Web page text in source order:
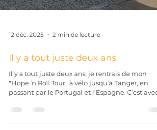
12 déc. 2025 2 min de lecture
Il y a tout juste deux ans
Il y a tout juste deux ans, je rentrais de mon
passant par le Portugal et l’Espagne. C’est avec